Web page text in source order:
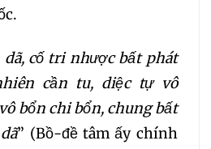
056
059
cố tri nhược bất phát
cần tu, diệc tự vô
bổn chi bổn, chung bất
” (Bồ-đề tâm ấy chính